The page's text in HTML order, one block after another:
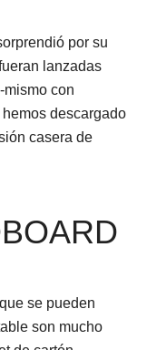
por su
lanzadas
con
descargado
casera de
se pueden
son mucho